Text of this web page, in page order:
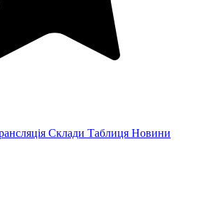
Склади Таблиця Новини